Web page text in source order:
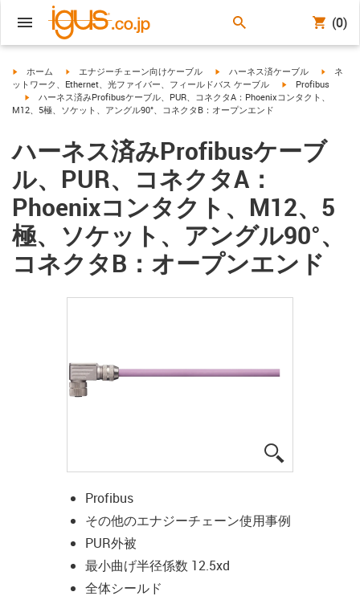
(0)
igus-icon-arrow-right
ホーム igus-icon-arrow-right
エナジーチェーン向けケーブル igus-icon-arrow-right
ハーネス済ケーブル igus-
ネ
ットワーク、Ethernet、光ファイバー、フィールドバス ケーブル
igus-icon-arrow-
Profibus
igus-icon-arrow-right
ハーネス済みProfibusケーブル、PUR、コネクタA：Phoenixコンタクト、
M12、5極、ソケット、アングル90°、コネクタB：オープンエンド
ハーネス済みProfibusケーブ
ル、PUR、コネクタA：
Phoenixコンタクト、M12、5
極、ソケット、アングル90°、
コネクタB：オープンエンド
Profibus
その他のエナジーチェーン使用事例
PUR外被
最小曲げ半径係数 12.5xd
全体シールド